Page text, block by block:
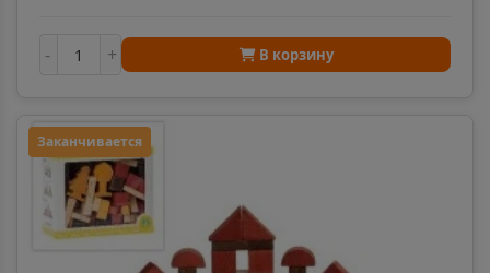
- + В корзину
Заканчивается